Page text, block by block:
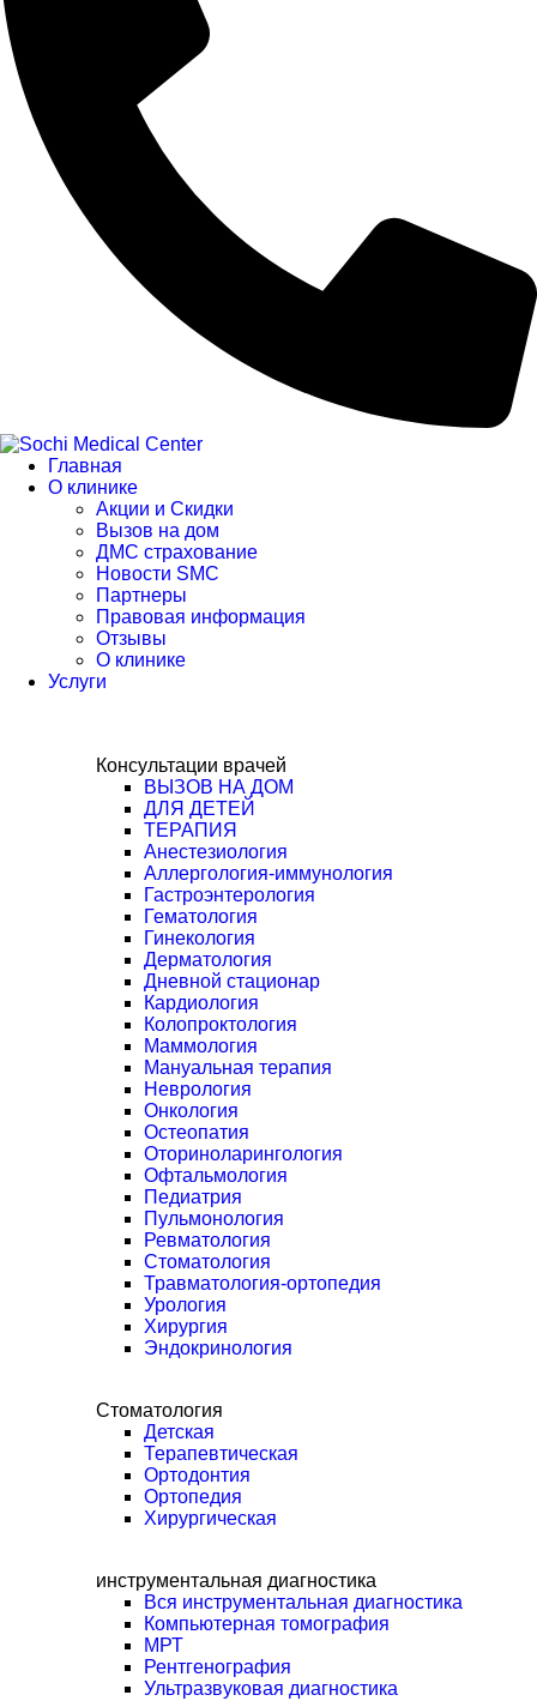
Главная
О клинике
Акции и Скидки
Вызов на дом
ДМС страхование
Новости SMC
Партнеры
Правовая информация
Отзывы
О клинике
Услуги
Консультации врачей
ВЫЗОВ НА ДОМ
ДЛЯ ДЕТЕЙ
ТЕРАПИЯ
Анестезиология
Аллергология-иммунология
Гастроэнтерология​
Гематология
Гинекология
Дерматология
Дневной стационар
Кардиология
Колопроктология
Маммология
Мануальная терапия
Неврология
Онкология
Остеопатия
Оториноларингология
Офтальмология
Педиатрия
Пульмонология
Ревматология
Стоматология
Травматология-ортопедия
Урология
Хирургия
Эндокринология
Стоматология
Детская
Терапевтическая
Ортодонтия
Ортопедия
Хирургическая
инструментальная диагностика
Вся инструментальная диагностика
Компьютерная томография
МРТ
Рентгенография
Ультразвуковая диагностика